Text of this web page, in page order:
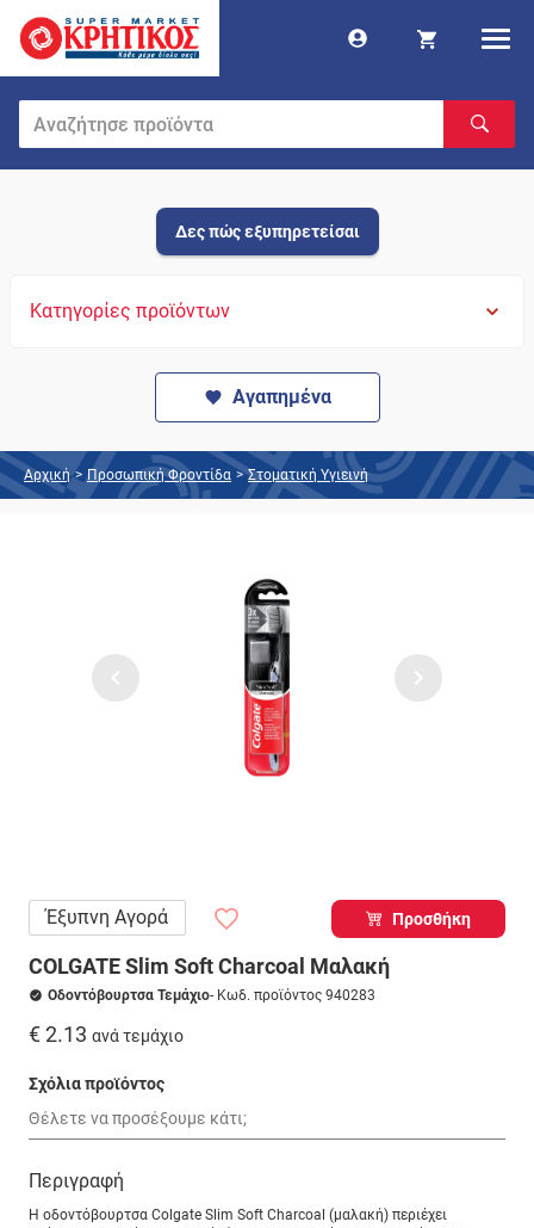
Δες πώς εξυπηρετείσαι
Κατηγορίες προϊόντων
Αγαπημένα
Αρχική > Προσωπική Φροντίδα > Στοματική Υγιεινή
Έξυπνη Αγορά Προσθήκη
COLGATE Slim Soft Charcoal Μαλακή
Οδοντόβουρτσα Τεμάχιο- Κωδ. προϊόντος 940283
€ 2.13 ανά τεμάχιο
Σχόλια προϊόντος
Περιγραφή
Η οδοντόβουρτσα Colgate Slim Soft Charcoal (μαλακή) περιέχει